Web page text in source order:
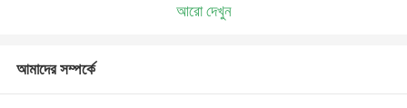
আরো দেখুন
আমাদের সম্পর্কে